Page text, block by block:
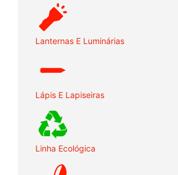
Lanternas E Luminárias
Lápis E Lapiseiras
Linha Ecológica